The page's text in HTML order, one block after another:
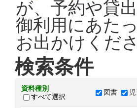
が、予約や貸
御利用にあた
お出かけくださ
検索条件
資料種別
すべて選択
図書